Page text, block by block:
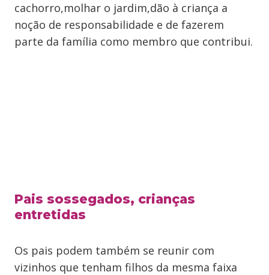
cachorro,molhar o jardim,dão à criança a
noção de responsabilidade e de fazerem
parte da família como membro que contribui.
Pais sossegados, crianças
entretidas
Os pais podem também se reunir com
vizinhos que tenham filhos da mesma faixa